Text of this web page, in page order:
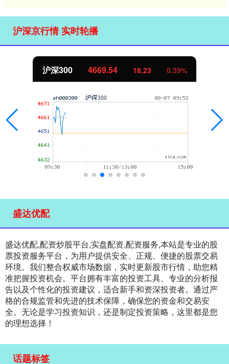
沪深京行情 实时轮播
沪深300 4669.54 18.23 0.39%
盛达优配
盛达优配,配资炒股平台,实盘配资,配资服务,本站是专业的股
票投资服务平台，为用户提供安全、正规、便捷的股票交易
环境。我们整合权威市场数据，实时更新股市行情，助您精
准把握投资机会。平台拥有丰富的投资工具、专业的分析报
告以及个性化的投资建议，适合新手和资深投资者。通过严
格的合规监管和先进的技术保障，确保您的资金和交易安
全。无论是学习投资知识，还是制定投资策略，这里都是您
的理想选择！
话题标签